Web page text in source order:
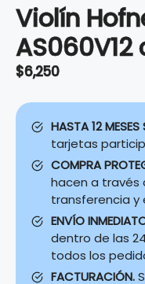
Violín
$6,250
HASTA 12 MESES
tarjetas
COMPRA
hacen a través
transferencia y
ENVÍO
dentro de las
todos los
FACTURACIÓN.